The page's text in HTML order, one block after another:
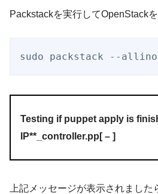
Packstackを実行してOpenStack
sudo packstack --
Testing if puppet apply is
IP**_controller.pp [– ]
上記メッセージが表示されまし